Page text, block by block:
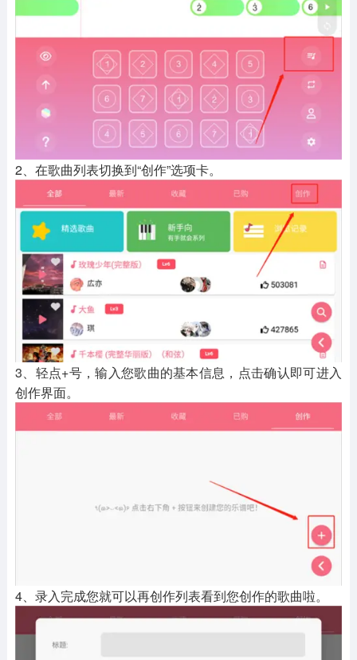
2、在歌曲列表切换到“创作”选项卡。
3、轻点+号，输入您歌曲的基本信息，点击确认即可进入
创作界面。
4、录入完成您就可以再创作列表看到您创作的歌曲啦。